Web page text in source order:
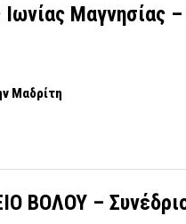
Μαγνησίας
Μαδρίτη
ΒΟΛΟΥ –